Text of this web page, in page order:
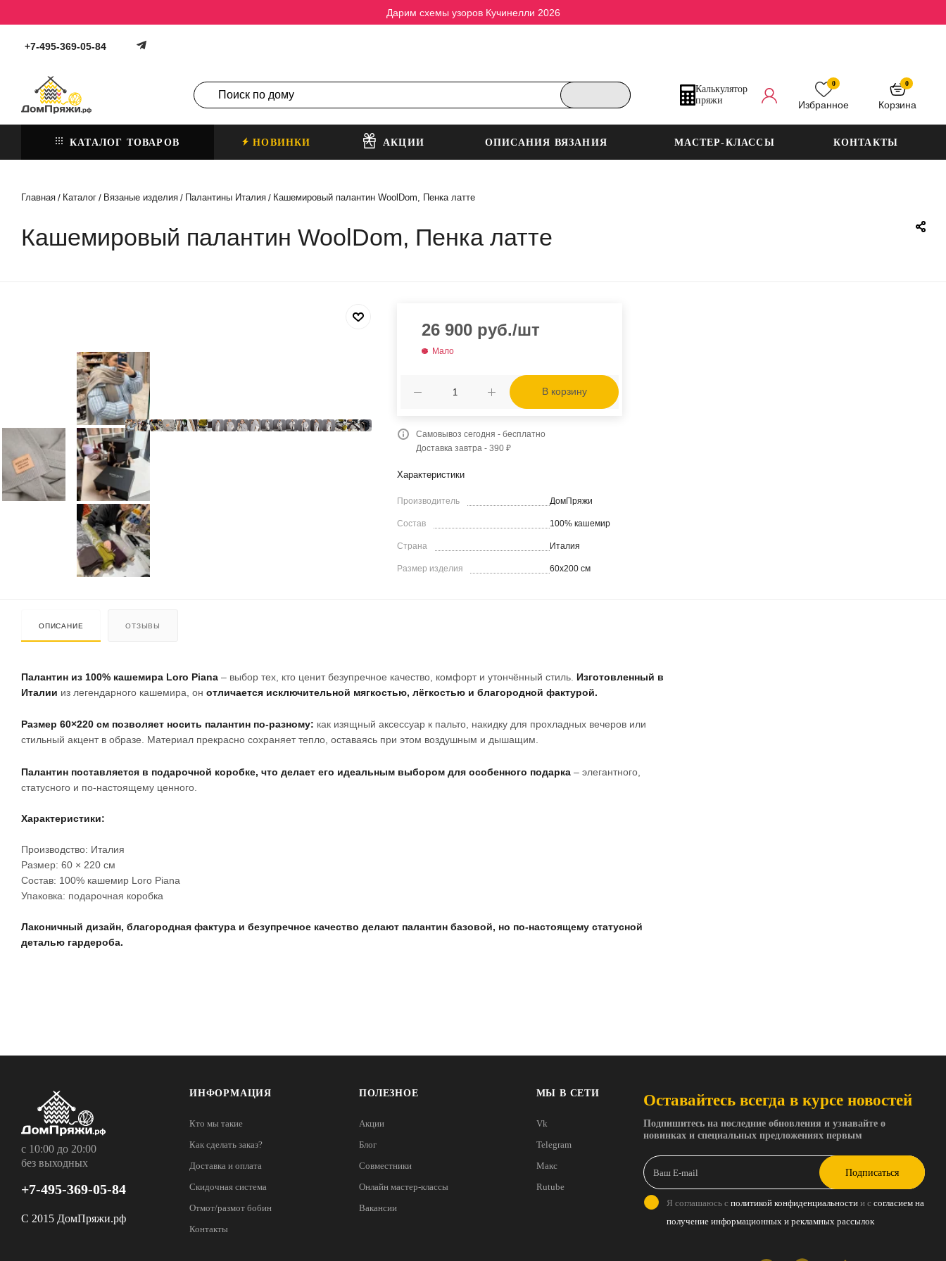
Дарим схемы узоров Кучинелли 2026
+7-495-369-05-84
Калькулятор
пряжи
Избранное
0
Корзина
0
КАТАЛОГ ТОВАРОВ НОВИНКИ АКЦИИ ОПИСАНИЯ ВЯЗАНИЯ МАСТЕР-КЛАССЫ КОНТАКТЫ
Главная / Каталог / Вязаные изделия / Палантины Италия / Кашемировый палантин WoolDom, Пенка латте
Кашемировый палантин WoolDom, Пенка латте
26 900 руб./шт
Мало
В корзину
Самовывоз сегодня - бесплатно
Доставка завтра - 390 ₽
Характеристики
Производитель ДомПряжи
Состав 100% кашемир
Страна Италия
Размер изделия 60х200 см
ОПИСАНИЕ ОТЗЫВЫ
Палантин из 100% кашемира Loro Piana – выбор тех, кто ценит безупречное качество, комфорт и утончённый стиль. Изготовленный в
Италии из легендарного кашемира, он отличается исключительной мягкостью, лёгкостью и благородной фактурой.
Размер 60×220 см позволяет носить палантин по-разному: как изящный аксессуар к пальто, накидку для прохладных вечеров или
стильный акцент в образе. Материал прекрасно сохраняет тепло, оставаясь при этом воздушным и дышащим.
Палантин поставляется в подарочной коробке, что делает его идеальным выбором для особенного подарка – элегантного,
статусного и по-настоящему ценного.
Характеристики:
Производство: Италия
Размер: 60 × 220 см
Состав: 100% кашемир Loro Piana
Упаковка: подарочная коробка
Лаконичный дизайн, благородная фактура и безупречное качество делают палантин базовой, но по-настоящему статусной
деталью гардероба.
с 10:00 до 20:00
без выходных
+7-495-369-05-84
С 2015 ДомПряжи.рф
ИНФОРМАЦИЯ
Кто мы такие
Как сделать заказ?
Доставка и оплата
Скидочная система
Отмот/размот бобин
Контакты
ПОЛЕЗНОЕ
Акции
Блог
Совместники
Онлайн мастер-классы
Вакансии
МЫ В СЕТИ
Vk
Telegram
Макс
Rutube
Оставайтесь всегда в курсе новостей
Подпишитесь на последние обновления и узнавайте о
новинках и специальных предложениях первым
Подписаться
Я соглашаюсь с политикой конфиденциальности и с согласием на
получение информационных и рекламных рассылок